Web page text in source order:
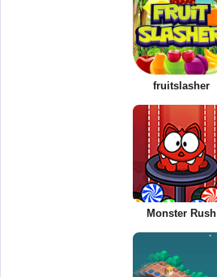
fruitslasher
Monster Rush